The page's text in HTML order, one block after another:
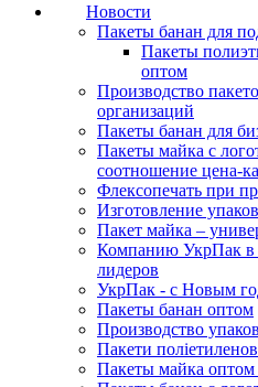
Новости
Пакеты банан для
Пакеты
оптом
Производство
организаций
Пакеты банан для
Пакеты майка с
соотношение цена-
Флексопечать при
Изготовление
Пакет майка –
Компанию УкрПак в
лидеров
УкрПак - с Новым
Пакеты банан оптом
Производство
Пакети
Пакеты майка